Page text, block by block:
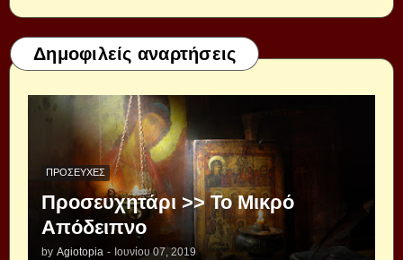
Δημοφιλείς αναρτήσεις
ΠΡΟΣΕΥΧΈΣ
Προσευχητάρι >> Το Μικρό
Απόδειπνο
by Agiotopia - Ιουνίου 07, 2019